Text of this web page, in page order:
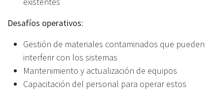
Desafíos operativos:
Gestión de materiales contaminados que pueden
interferir con los sistemas
Mantenimiento y actualización de equipos
Capacitación del personal para operar estos